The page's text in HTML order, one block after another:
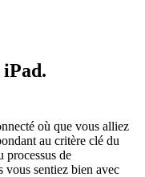
où que vous alliez
au critère clé du
processus de
sentiez bien avec